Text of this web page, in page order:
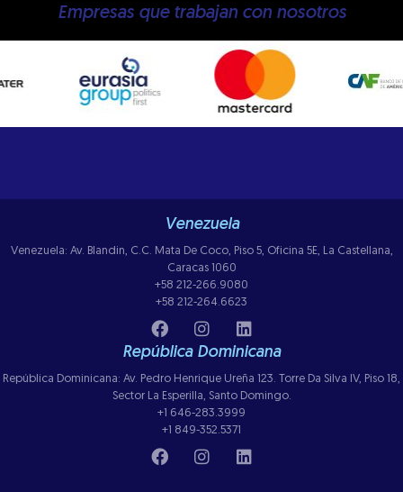
Empresas que trabajan con nosotros
Venezuela
Venezuela: Av. Blandin, C.C. Mata De Coco, Piso 5, Oficina 5E, La Castellana,
Caracas 1060
+58 212-266.9080
+58 212-264.6623
República Dominicana
República Dominicana: Av. Pedro Henrique Ureña 123. Torre Da Silva IV, Piso 18,
Sector La Esperilla, Santo Domingo.
+1 646-283.3999
+1 849-352.5371